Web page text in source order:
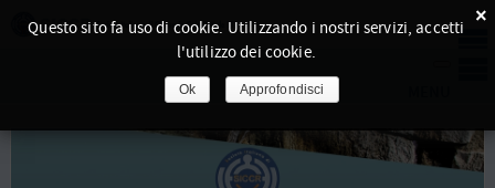
×
Questo sito fa uso di cookie. Utilizzando i nostri servizi, accetti
l'utilizzo dei cookie.
Ok Approfondisci